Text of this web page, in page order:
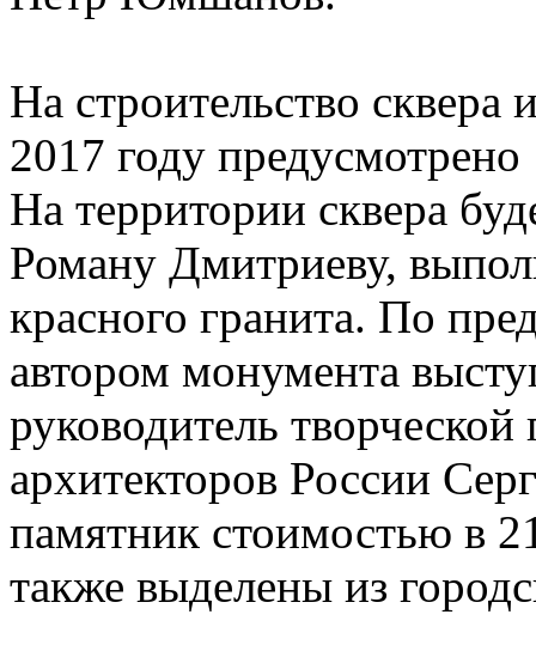
На строительство сквера
2017 году
На территории сквера
Роману Дмитриеву,
красного гранита. По
автором монумента
руководитель
архитекторов России
памятник стоимостью в
также выделены из